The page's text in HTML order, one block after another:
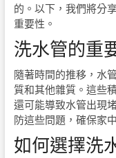
的。以下，我們將分
重要性。
洗水管的重
隨著時間的推移，水
質和其他雜質。這些
還可能導致水管出現
防這些問題，確保家
如何選擇洗